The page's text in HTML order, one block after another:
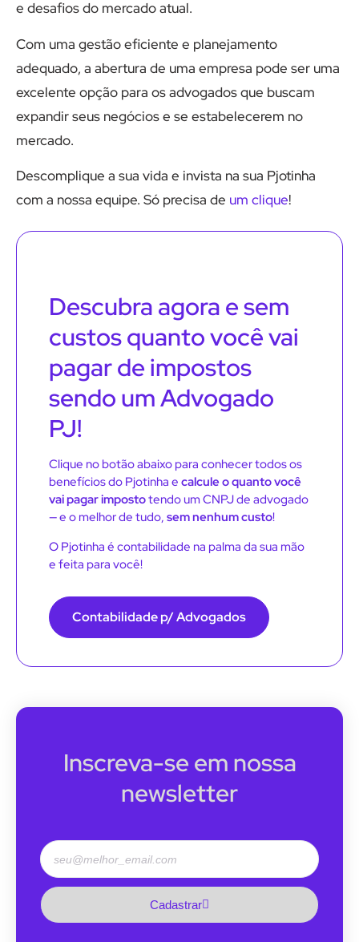
e desafios do mercado atual.
Com uma gestão eficiente e planejamento
adequado, a abertura de uma empresa pode ser uma
excelente opção para os advogados que buscam
expandir seus negócios e se estabelecerem no
mercado.
Descomplique a sua vida e invista na sua Pjotinha
com a nossa equipe. Só precisa de um clique!
Descubra agora e sem
custos quanto você vai
pagar de impostos
sendo um Advogado
PJ!
Clique no botão abaixo para conhecer todos os
benefícios do Pjotinha e calcule o quanto você
vai pagar impostotendo um CNPJ de advogado
— e o melhor de tudo, sem nenhum custo!
O Pjotinha é contabilidade na palma da sua mão
e feita para você!
Contabilidade p/ Advogados
Inscreva-se em nossa
newsletter
Cadastrar